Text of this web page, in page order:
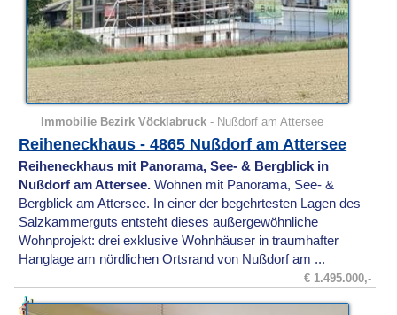
Immobilie Bezirk Vöcklabruck - Nußdorf am Attersee
Reiheneckhaus - 4865 Nußdorf am Attersee
Reiheneckhaus mit Panorama, See- & Bergblick in
Nußdorf am Attersee. Wohnen mit Panorama, See- &
Bergblick am Attersee. In einer der begehrtesten Lagen des
Salzkammerguts entsteht dieses außergewöhnliche
Wohnprojekt: drei exklusive Wohnhäuser in traumhafter
Hanglage am nördlichen Ortsrand von Nußdorf am ...
€ 1.495.000,-